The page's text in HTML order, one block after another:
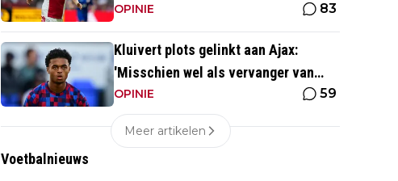
spelen'
OPINIE 83
Kluivert plots gelinkt aan Ajax:
'Misschien wel als vervanger van
Mika Godts'
OPINIE 59
Meer artikelen
Voetbalnieuws